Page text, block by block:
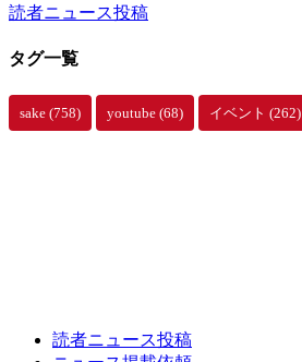
読者ニュース投稿
タグ一覧
sake (758) youtube (68) イベント (262)
読者ニュース投稿